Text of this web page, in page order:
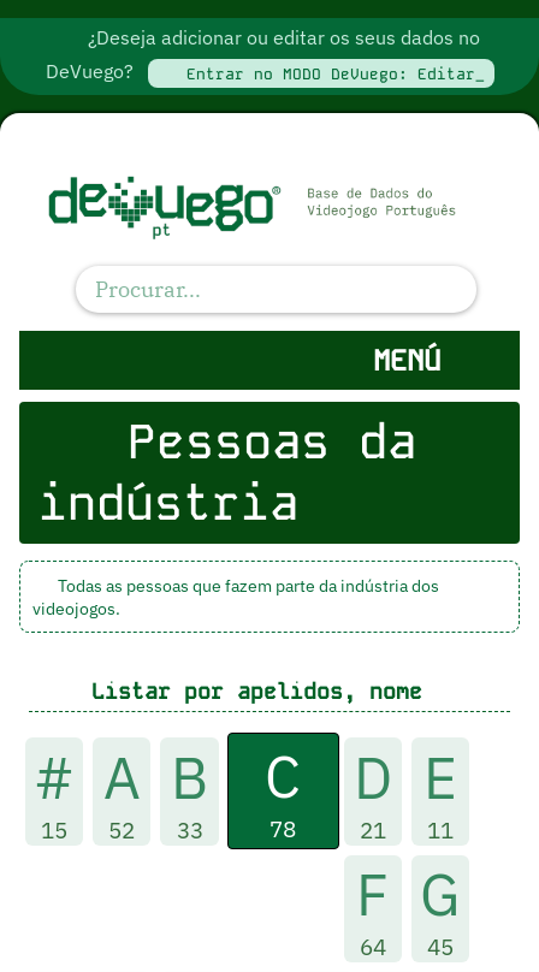
¿Deseja adicionar ou editar os seus dados no
DeVuego?
Entrar no MODO DeVuego: Editar_
MENÚ
Pessoas da
indústria
Todas as pessoas que fazem parte da indústria dos
videojogos.
Listar por apelidos, nome
#
15
A
52
B
33
C
78
D
21
E
11
F
64
G
45